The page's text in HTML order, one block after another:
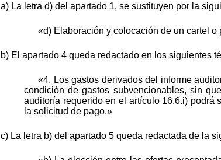
a) La letra d) del apartado 1, se sustituyen por la
«d) Elaboración y colocación de un cartel
b) El apartado 4 queda redactado en los siguientes
«4. Los gastos derivados del informe
condición de gastos subvencionables, sin
auditoría requerido en el artículo 16.6.i) podrá
la solicitud de pago.»
c) La letra b) del apartado 5 queda redactada de la